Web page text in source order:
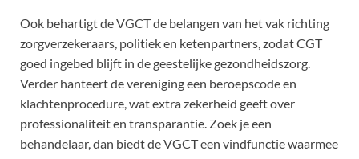
Ook behartigt de VGCT de belangen van het vak richting
zorgverzekeraars, politiek en ketenpartners, zodat CGT
goed ingebed blijft in de geestelijke gezondheidszorg.
Verder hanteert de vereniging een beroepscode en
klachtenprocedure, wat extra zekerheid geeft over
professionaliteit en transparantie. Zoek je een
behandelaar, dan biedt de VGCT een vindfunctie waarmee